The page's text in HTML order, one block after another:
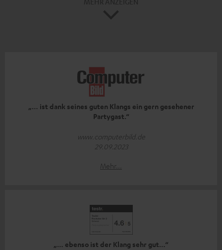
„… ist dank seines guten Klangs ein gern gesehener
Partygast.“
www.computerbild.de
29.09.2023
Mehr...
„… ebenso ist der Klang sehr gut…“